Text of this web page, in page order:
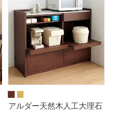
アルダー天然木人工大理石